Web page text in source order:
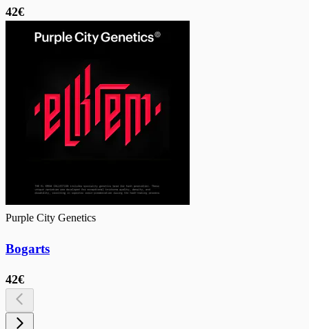
42€
Purple City Genetics
Bogarts
42€